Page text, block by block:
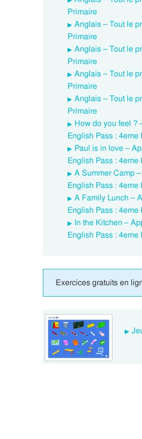
Primaire
Anglais – Tout le
Primaire
Anglais – Tout le
Primaire
Anglais – Tout le
Primaire
Anglais – Tout le
Primaire
How do you feel ?
English Pass : 4eme
Paul is in love –
English Pass : 4eme
A Summer Camp
English Pass : 4eme
A Family Lunch –
English Pass : 4eme
In the Kitchen –
English Pass : 4eme
Exercices gratuits en